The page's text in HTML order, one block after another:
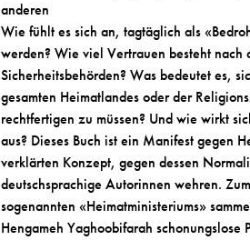
anderen
Wie fühlt es sich an, tagtäglich als
werden? Wie viel Vertrauen besteht nach
Sicherheitsbehörden? Was bedeutet es,
gesamten Heimatlandes oder der
rechtfertigen zu müssen? Und wie wirkt
aus? Dieses Buch ist ein Manifest gegen
verklärten Konzept, gegen dessen
deutschsprachige Autorinnen wehren.
sogenannten «Heimatministeriums»
Hengameh Yaghoobifarah schonungslose